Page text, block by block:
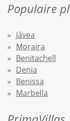
Populaire
Jávea
Moraira
Benitachell
Denia
Benissa
Marbella